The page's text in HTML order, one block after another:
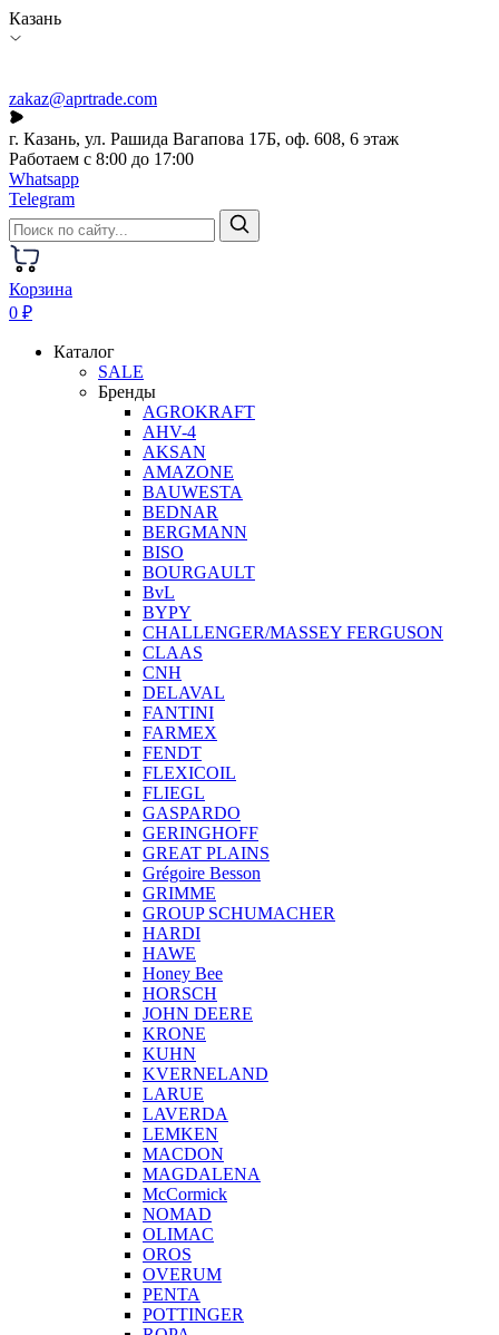
Казань
zakaz@aprtrade.com
г. Казань, ул. Рашида Вагапова 17Б, оф. 608, 6 этаж
Работаем с 8:00 до 17:00
Whatsapp
Telegram
Корзина
0 ₽
Каталог
SALE
Бренды
AGROKRAFT
AHV-4
AKSAN
AMAZONE
BAUWESTA
BEDNAR
BERGMANN
BISO
BOURGAULT
BvL
BYPY
CHALLENGER/MASSEY FERGUSON
CLAAS
CNH
DELAVAL
FANTINI
FARMEX
FENDT
FLEXICOIL
FLIEGL
GASPARDO
GERINGHOFF
GREAT PLAINS
Grégoire Besson
GRIMME
GROUP SCHUMACHER
HARDI
HAWE
Honey Bee
HORSCH
JOHN DEERE
KRONE
KUHN
KVERNELAND
LARUE
LAVERDA
LEMKEN
MACDON
MAGDALENA
McCormick
NOMAD
OLIMAC
OROS
OVERUM
PENTA
POTTINGER